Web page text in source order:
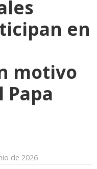
en
motivo
Papa
de 2026